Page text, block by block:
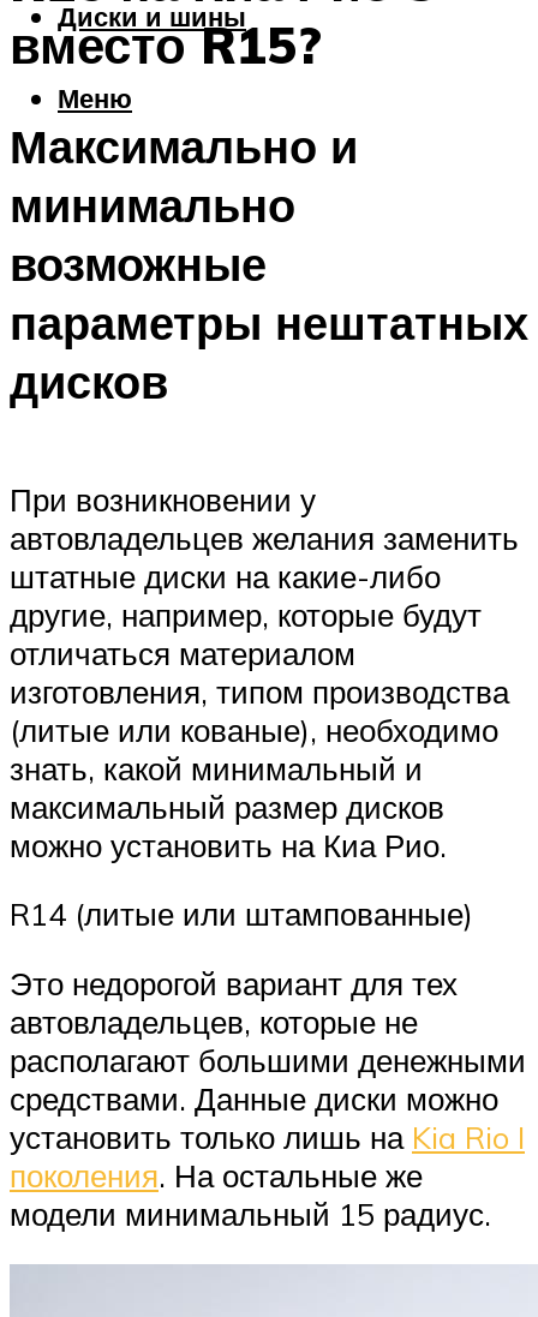
Диски и шины
Меню
вместо R15?
Максимально и
минимально
возможные
параметры нештатных
дисков
При возникновении у
автовладельцев желания заменить
штатные диски на какие-либо
другие, например, которые будут
отличаться материалом
изготовления, типом производства
(литые или кованые), необходимо
знать, какой минимальный и
максимальный размер дисков
можно установить на Киа Рио.
R14 (литые или штампованные)
Это недорогой вариант для тех
автовладельцев, которые не
располагают большими денежными
средствами. Данные диски можно
установить только лишь на Kia Rio I
поколения. На остальные же
модели минимальный 15 радиус.